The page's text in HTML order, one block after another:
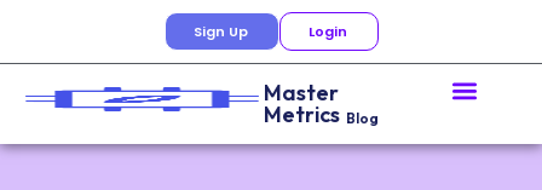
Sign Up Login
Master
Metrics Blog